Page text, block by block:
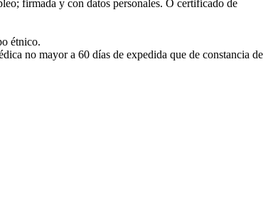
firmada y con datos personales. O certificado de
étnico.
no mayor a 60 días de expedida que de constancia de